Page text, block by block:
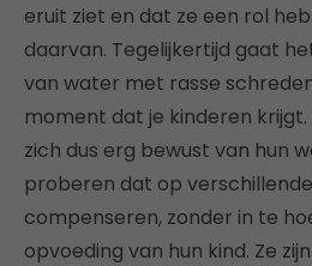
eruit ziet en dat ze een rol
daarvan. Tegelijkertijd gaat
van water met rasse
moment dat je kinderen krijgt.
zich dus erg bewust van hun
proberen dat op
compenseren, zonder in te
opvoeding van hun kind. Ze